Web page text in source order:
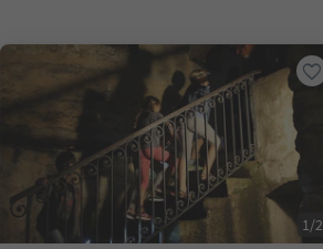
1/2